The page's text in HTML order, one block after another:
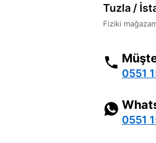
Tuzla /
Fiziki
0551
0551